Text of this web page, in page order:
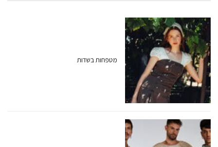
מטפחות בשדות